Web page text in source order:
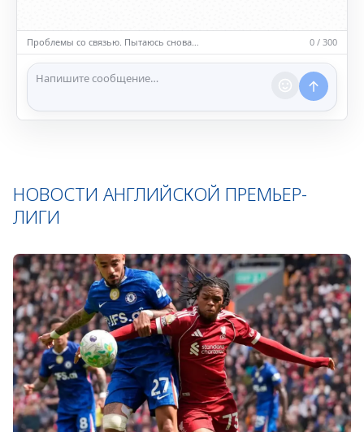
насилию.
ℹ️ Модераторы и администраторы вправе удалять
сообщения и ограничивать доступ к чату при
нарушении правил.
Проблемы со связью. Пытаюсь снова… 0 / 300
НОВОСТИ АНГЛИЙСКОЙ ПРЕМЬЕР-
ЛИГИ